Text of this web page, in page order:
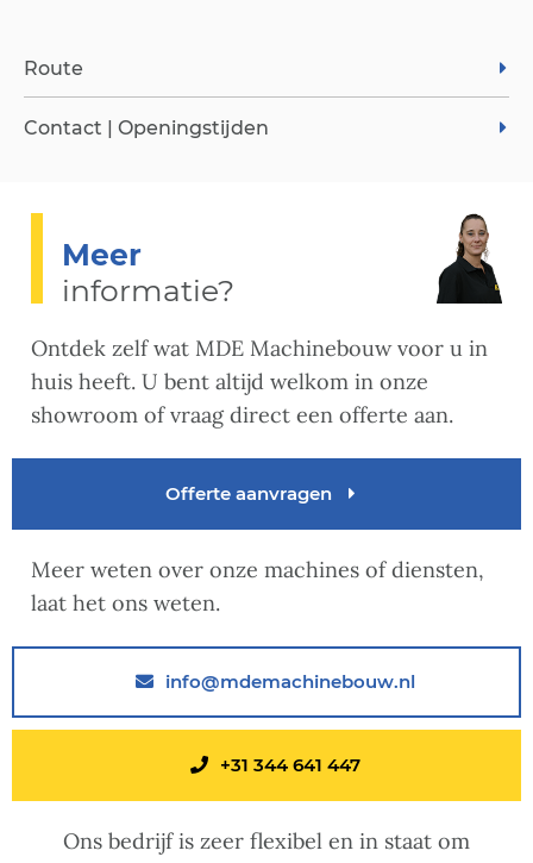
Route
Contact | Openingstijden
Meer
informatie?
Ontdek zelf wat MDE Machinebouw voor u in
huis heeft. U bent altijd welkom in onze
showroom of vraag direct een offerte aan.
Offerte aanvragen
Meer weten over onze machines of diensten,
laat het ons weten.
info@mdemachinebouw.nl
+31 344 641 447
Ons bedrijf is zeer flexibel en in staat om